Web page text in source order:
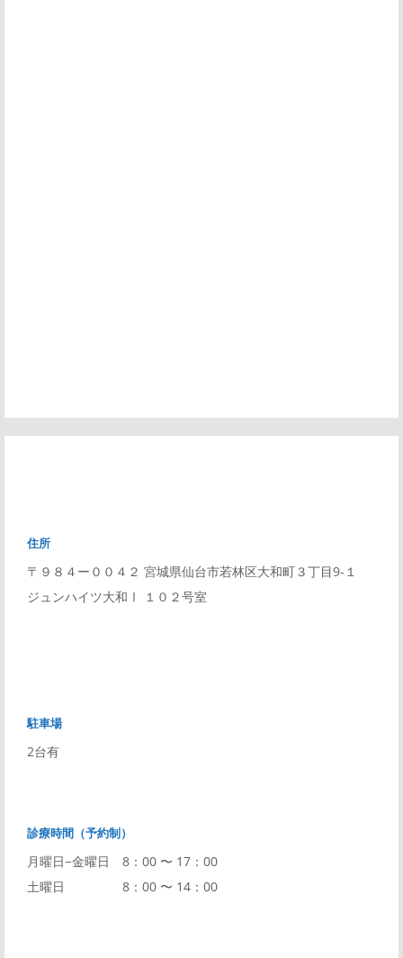
住所
〒９８４ー００４２ 宮城県仙台市若林区大和町３丁目9-１
ジュンハイツ大和Ⅰ １０２号室
駐車場
2台有
診療時間（予約制）
月曜日−金曜日 8：00 〜 17：00
土曜日 8：00 〜 14：00